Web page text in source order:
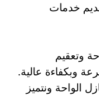
خدمات
وتعقيم
وبكفاءة عالية.
الواحة ونتميز